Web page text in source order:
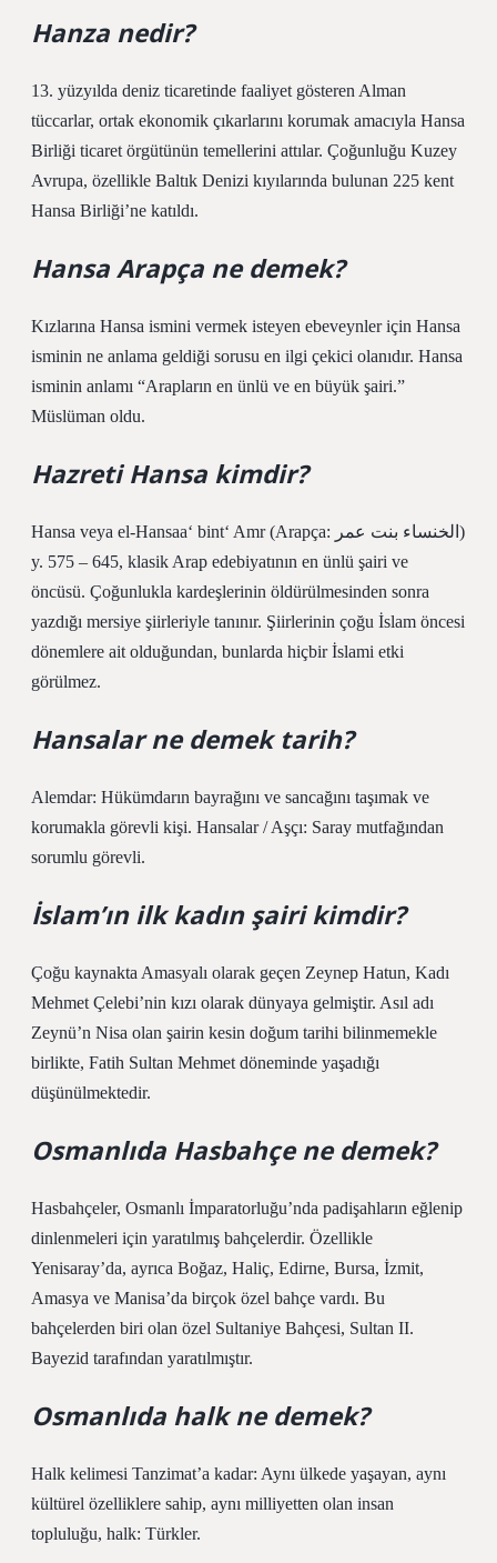
Hanza nedir?
13. yüzyılda deniz ticaretinde faaliyet gösteren Alman
tüccarlar, ortak ekonomik çıkarlarını korumak amacıyla Hansa
Birliği ticaret örgütünün temellerini attılar. Çoğunluğu Kuzey
Avrupa, özellikle Baltık Denizi kıyılarında bulunan 225 kent
Hansa Birliği’ne katıldı.
Hansa Arapça ne demek?
Kızlarına Hansa ismini vermek isteyen ebeveynler için Hansa
isminin ne anlama geldiği sorusu en ilgi çekici olanıdır. Hansa
isminin anlamı “Arapların en ünlü ve en büyük şairi.”
Müslüman oldu.
Hazreti Hansa kimdir?
Hansa veya el-Hansaa‘ bint‘ Amr (Arapça: الخنساء بنت عمر)
y. 575 – 645, klasik Arap edebiyatının en ünlü şairi ve
öncüsü. Çoğunlukla kardeşlerinin öldürülmesinden sonra
yazdığı mersiye şiirleriyle tanınır. Şiirlerinin çoğu İslam öncesi
dönemlere ait olduğundan, bunlarda hiçbir İslami etki
görülmez.
Hansalar ne demek tarih?
Alemdar: Hükümdarın bayrağını ve sancağını taşımak ve
korumakla görevli kişi. Hansalar / Aşçı: Saray mutfağından
sorumlu görevli.
İslam’ın ilk kadın şairi kimdir?
Çoğu kaynakta Amasyalı olarak geçen Zeynep Hatun, Kadı
Mehmet Çelebi’nin kızı olarak dünyaya gelmiştir. Asıl adı
Zeynü’n Nisa olan şairin kesin doğum tarihi bilinmemekle
birlikte, Fatih Sultan Mehmet döneminde yaşadığı
düşünülmektedir.
Osmanlıda Hasbahçe ne demek?
Hasbahçeler, Osmanlı İmparatorluğu’nda padişahların eğlenip
dinlenmeleri için yaratılmış bahçelerdir. Özellikle
Yenisaray’da, ayrıca Boğaz, Haliç, Edirne, Bursa, İzmit,
Amasya ve Manisa’da birçok özel bahçe vardı. Bu
bahçelerden biri olan özel Sultaniye Bahçesi, Sultan II.
Bayezid tarafından yaratılmıştır.
Osmanlıda halk ne demek?
Halk kelimesi Tanzimat’a kadar: Aynı ülkede yaşayan, aynı
kültürel özelliklere sahip, aynı milliyetten olan insan
topluluğu, halk: Türkler.